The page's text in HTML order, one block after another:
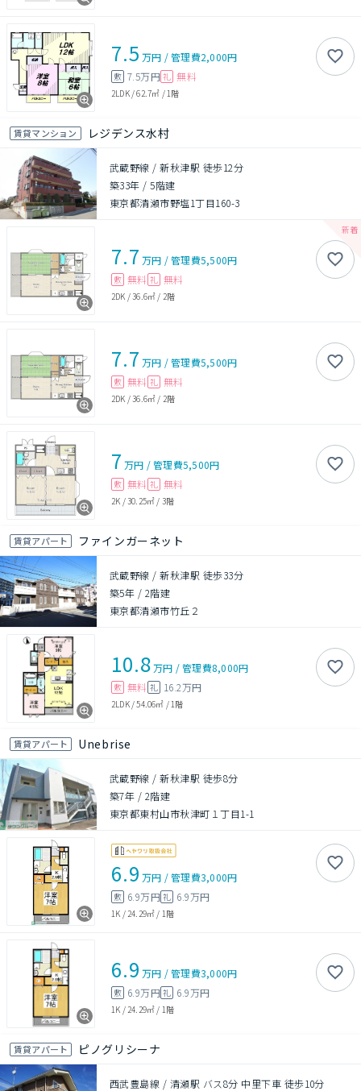
7.5 万円 /管理費2,000円
敷 7.5万円 礼 無料
2LDK/62.7㎡ / 1階
賃貸マンション レジデンス水村
武蔵野線 / 新秋津駅 徒歩12分
築33年 /5階建
東京都清瀬市野塩1丁目160-3
7.7 万円 /管理費5,500円
敷 無料 礼 無料
2DK /36.6㎡ / 2階
7.7 万円 /管理費5,500円
敷 無料 礼 無料
2DK /36.6㎡ / 2階
7 万円 /管理費5,500円
敷 無料 礼 無料
2K /30.25㎡ / 3階
賃貸アパート ファインガーネット
武蔵野線 / 新秋津駅 徒歩33分
築5年 / 2階建
東京都清瀬市竹丘２
10.8万円 /管理費8,000円
敷 無料 礼 16.2万円
2LDK/54.06㎡ / 1階
賃貸アパート Unebrise
武蔵野線 / 新秋津駅 徒歩8分
築7年 / 2階建
東京都東村山市秋津町１丁目1-1
6.9 万円 /管理費3,000円
敷 6.9万円礼 6.9万円
1K /24.29㎡ / 1階
6.9 万円 /管理費3,000円
敷 6.9万円礼 6.9万円
1K / 24.29㎡ / 1階
賃貸アパート ピノグリシーナ
西武豊島線 / 清瀬駅 バス8分 中里下車 徒歩10分